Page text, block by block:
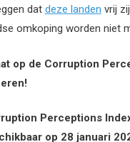
dat deze landen vrij
omkoping worden niet
op de Corruption
Perceptions
op 28 januari